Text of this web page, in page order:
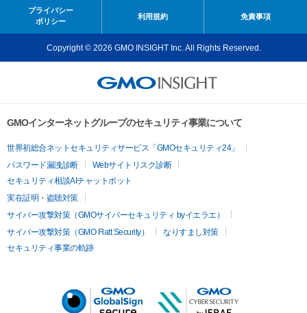
プライバシー
ポリシー
利用規約 免責事項
Copyright © 2026 GMO INSIGHT Inc. All Rights Reserved.
GMOインターネットグループのセキュリティ事業について
世界初総合ネットセキュリティサービス「GMOセキュリティ24」
パスワード漏洩診断
Webサイトリスク診断
セキュリティ相談AIチャットボット
実在証明・盗聴対策
サイバー攻撃対策（GMOサイバーセキュリティ byイエラエ）
サイバー攻撃対策（GMO Flatt Security）
なりすまし対策
セキュリティ事業の軌跡